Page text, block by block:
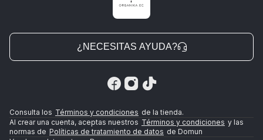
¿NECESITAS AYUDA?
Consulta los Términos y condiciones de la tienda.
Al crear una cuenta, aceptas nuestros Términos y condiciones y las
normas de Políticas de tratamiento de datos de Domun